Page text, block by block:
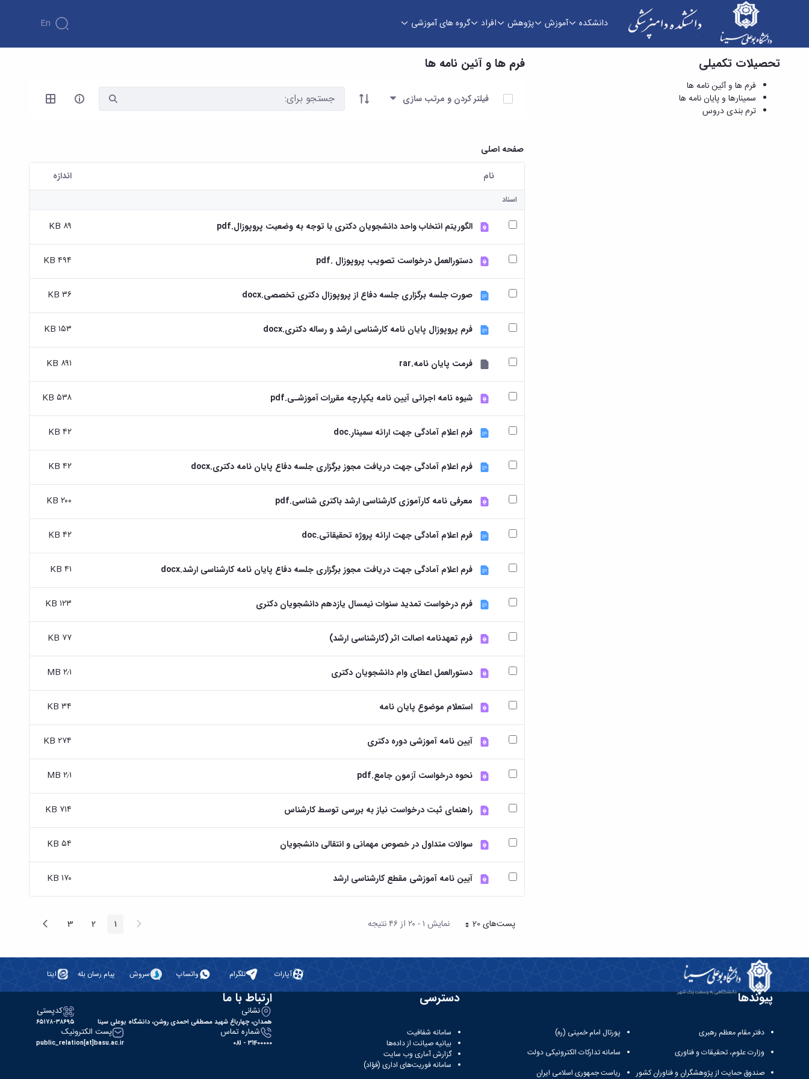
دانشکده آموزش پژوهش افراد گروه های آموزشی En
فرم ها و آئین نامه ها - دانشکده دامپزشکی
تحصیلات تکمیلی
فرم ها و آئین نامه ها
سمینارها و پایان نامه ها
ترم بندی دروس
فرم ها و آئین نامه ها
آیتم ها را انتخاب کنید
فیلتر کردن و مرتب سازی
صفحه اصلی
کاربر انتخاب شده
نام اندازه
اسناد
الگوریتم انتخاب واحد دانشجویان دکتری با توجه به وضعیت پروپوزال.pdf ۸۹ KB
دستورالعمل درخواست تصویب پروپوزال .pdf ۴۹۴ KB
صورت جلسه برگزاری جلسه دفاع از پروپوزال دکتری تخصصی.docx ۳۶ KB
فرم پروپوزال پایان نامه کارشناسی ارشد و رساله دکتری.docx ۱۵۳ KB
فرمت پایان نامه.rar ۸۹۱ KB
شیوه نامه اجرائی آیین نامه یکپارچه مقررات آموزشـی.pdf ۵۳۸ KB
فرم اعلام آمادگی جهت ارائه سمینار.doc ۴۲ KB
فرم اعلام آمادگی جهت دریافت مجوز برگزاری جلسه دفاع پایان نامه دکتری.docx ۴۲ KB
معرفی نامه کارآموزی کارشناسی ارشد باکتری شناسی.pdf ۲۰۰ KB
فرم اعلام آمادگی جهت ارائه پروژه تحقیقاتی.doc ۴۲ KB
فرم اعلام آمادگی جهت دریافت مجوز برگزاری جلسه دفاع پایان نامه کارشناسی ارشد.docx ۴۱ KB
فرم درخواست تمدید سنوات نیمسال یازدهم دانشجویان دکتری ۱۲۳ KB
فرم تعهدنامه اصالت اثر (کارشناسی ارشد) ۷۷ KB
دستورالعمل اعطای وام دانشجویان دکتری ۲٫۱ MB
استعلام موضوع پایان نامه ۳۴ KB
آیین نامه آموزشی دوره دکتری ۲۷۴ KB
نحوه درخواست آزمون جامع.pdf ۲٫۱ MB
راهنمای ثبت درخواست نیاز به بررسی توسط کارشناس ۷۱۴ KB
سوالات متداول در خصوص مهمانی و انتقالی دانشجویان ۵۴ KB
آیین نامه آموزشی مقطع کارشناسی ارشد ۱۷۰ KB
پست‌‌های 20هر صفحه نمایش ۱ - ۲۰ از ۴۶ نتیجه پیغام صفحه1 صفحه2 صفحه3 صفحه
بعد
آپارات تلگرام واتساپ سروش پیام رسان بله ایتا
پیوندها
دفتر مقام معظم رهبری
وزارت علوم، تحقیقات و فناوری
صندوق حمایت از پژوهشگران و فناوران کشور
پورتال امام خمینی (ره)
سامانه تدارکات الکترونیکی دولت
ریاست جمهوری اسلامی ایران
دسترسی
سامانه شفافیت
بیانیه صیانت از داده‌ها
گزارش آماری وب‌ سایت
سامانه فوریت‌های اداری (فؤاد)
ارتباط با ما
نشانی
همدان، چهارباغ شهید مصطفی احمدی روشن، دانشگاه بوعلی سینا
کدپستی
۶۵۱۷۸-۳۸۶۹۵
شماره تماس
31400000 - 081
پست الکترونیک
public_relation[at]basu.ac.ir